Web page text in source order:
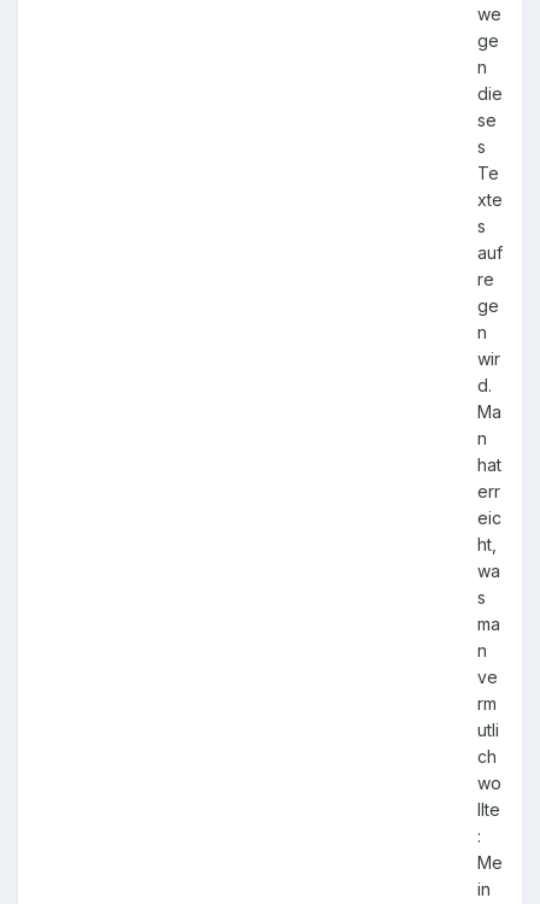
we
ge
n
die
se
s
Te
xte
s
auf
re
ge
n
wir
d.
Ma
n
hat
err
eic
ht,
wa
s
ma
n
ve
rm
utli
ch
wo
llte
:
Me
in